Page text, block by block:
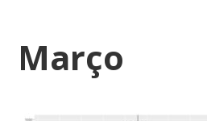
Março